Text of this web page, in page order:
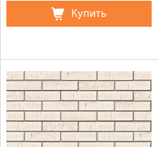
Купить